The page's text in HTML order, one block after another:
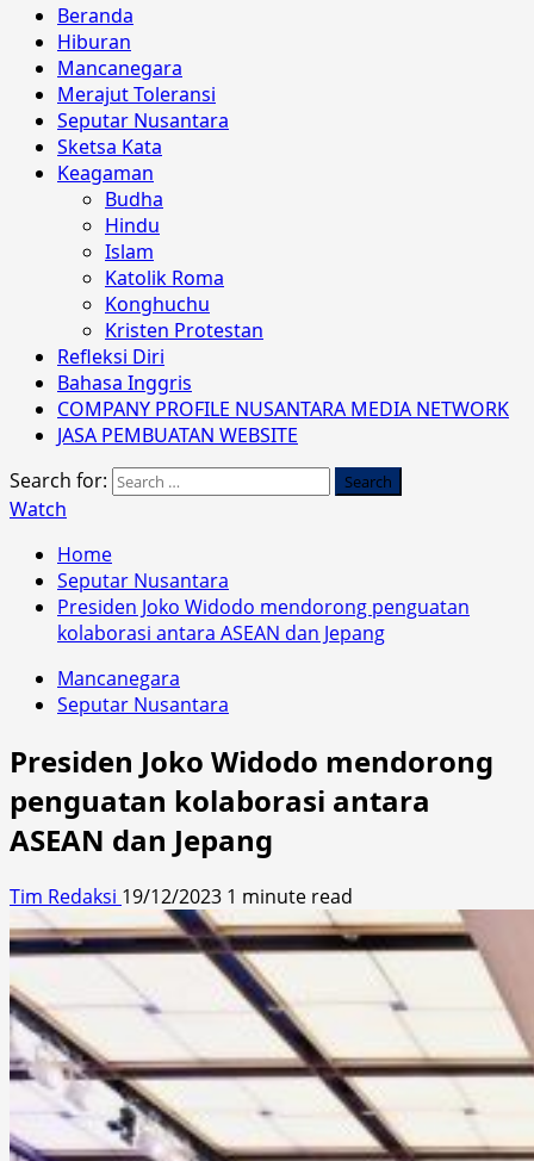
Beranda
Hiburan
Mancanegara
Merajut Toleransi
Seputar Nusantara
Sketsa Kata
Keagaman
Budha
Hindu
Islam
Katolik Roma
Konghuchu
Kristen Protestan
Refleksi Diri
Bahasa Inggris
COMPANY PROFILE NUSANTARA MEDIA NETWORK
JASA PEMBUATAN WEBSITE
Search for:
Watch
Home
Seputar Nusantara
Presiden Joko Widodo mendorong penguatan
kolaborasi antara ASEAN dan Jepang
Mancanegara
Seputar Nusantara
Presiden Joko Widodo mendorong
penguatan kolaborasi antara
ASEAN dan Jepang
Tim Redaksi 19/12/2023 1 minute read